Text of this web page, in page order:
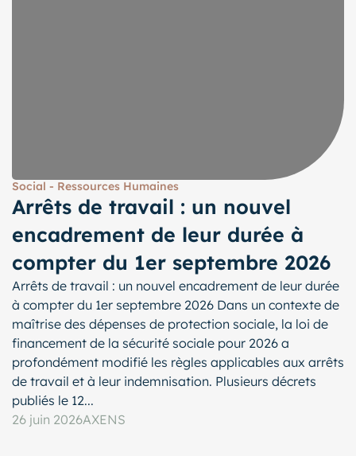
Social - Ressources Humaines
Arrêts de travail : un nouvel
encadrement de leur durée à
compter du 1er septembre 2026
Arrêts de travail : un nouvel encadrement de leur durée
à compter du 1er septembre 2026 Dans un contexte de
maîtrise des dépenses de protection sociale, la loi de
financement de la sécurité sociale pour 2026 a
profondément modifié les règles applicables aux arrêts
de travail et à leur indemnisation. Plusieurs décrets
publiés le 12...
26 juin 2026AXENS